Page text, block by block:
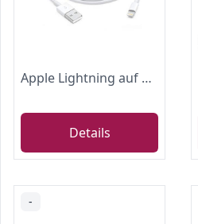
Apple Lightning auf USB Kabel (1 m)
Details
-